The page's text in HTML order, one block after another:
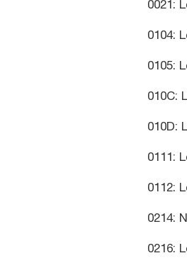
0021:
0104:
0105:
010C:
010D:
0111:
0112:
0214:
0216: